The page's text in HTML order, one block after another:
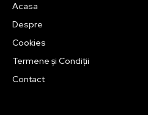
Acasa
Despre
Cookies
Termene și Condiții
Contact